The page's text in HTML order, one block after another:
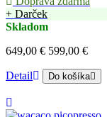
+ Darček
Skladom
649,00 € 599,00 €
Detail Do košíka